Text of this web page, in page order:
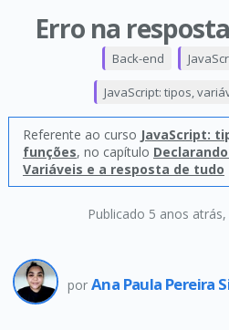
Erro na
Publicado 5 anos atrás
Back-end
JavaScript: tipos,
Referente ao curso JavaScript:
funções, no capítulo
Variáveis e a resposta de tudo
por Ana Paula Pereira